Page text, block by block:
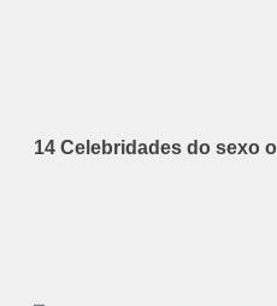
14 Celebridades do sexo